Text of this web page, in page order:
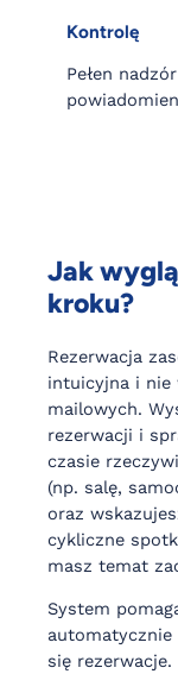
Kontrolę
Pełen
Jak
kroku?
Rezerwacja
intuicyjna i nie
mailowych.
rezerwacji i
czasie
(np. salę,
oraz
cykliczne
masz temat
System
automatycznie
się